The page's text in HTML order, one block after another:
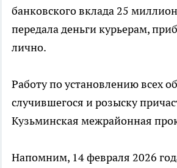
банковского вклада 25
передала деньги курьерам,
лично.
Работу по установлению всех
случившегося и розыску
Кузьминская межрайонная
Напомним, 14 февраля 2026